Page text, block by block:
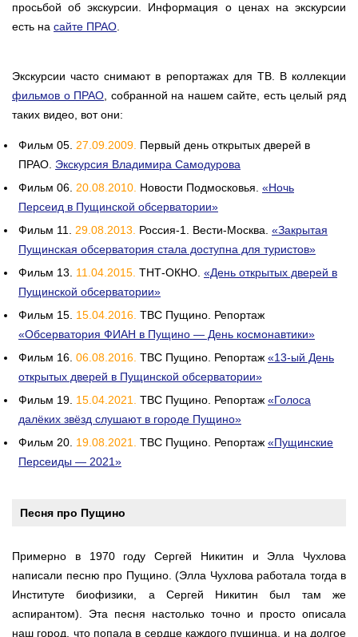
просьбой об экскурсии. Информация о ценах на экскурсии
есть на сайте ПРАО
Экскурсии часто снимают в репортажах для ТВ. В коллекции
фильмов о ПРАО , собранной на нашем сайте, есть целый ряд
таких видео, вот они:
Фильм 05. 27.09.2009. Первый день открытых дверей в
ПРАО. Экскурсия Владимира Самодурова
Фильм 06. 20.08.2010. Новости Подмосковья. «Ночь
Персеид в Пущинской обсерватории»
Фильм 11. 29.08.2013. Россия-1. Вести-Москва. «Закрытая
Пущинская обсерватория стала доступна для туристов»
Фильм 13. 11.04.2015. ТНТ-ОКНО. «День открытых дверей в
Пущинской обсерватории»
Фильм 15. 15.04.2016. ТВС Пущино. Репортаж
«Обсерватория ФИАН в Пущино — День космонавтики»
Фильм 16. 06.08.2016. ТВС Пущино. Репортаж «13-ый День
открытых дверей в Пущинской обсерватории»
Фильм 19. 15.04.2021. ТВС Пущино. Репортаж «Голоса
далёких звёзд слушают в городе Пущино»
Фильм 20. 19.08.2021. ТВС Пущино. Репортаж «Пущинские
Персеиды — 2021»
Песня про Пущино
Примерно в 1970 году Сергей Никитин и Элла Чухлова
написали песню про Пущино. (Элла Чухлова работала тогда в
Институте биофизики, а Сергей Никитин был там же
аспирантом). Эта песня настолько точно и просто описала
наш город, что попала в сердце каждого пущинца, и на долгое